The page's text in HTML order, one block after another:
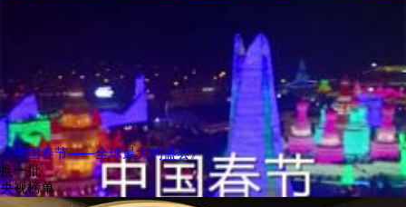
《中国春节——全球最大的盛会》
换一批
央视榜单